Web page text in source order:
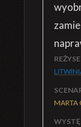
MARTA